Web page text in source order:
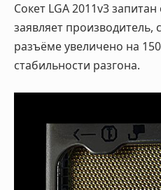
Сокет LGA 2011v3
заявляет производитель,
разъёме увеличено на
стабильности разгона.